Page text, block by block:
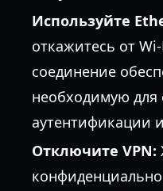
Используйте
откажитесь от
соединение
необходимую для
аутентификации
Отключите VPN: